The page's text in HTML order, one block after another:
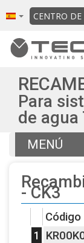
CENTRO DE
Para
de agua
MENÚ
Otros
Volver a la
- CK3
Código
1